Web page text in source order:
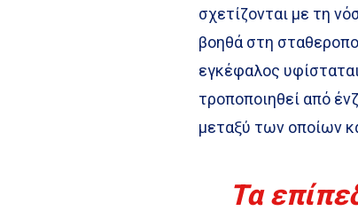
σχετίζονται με τη
βοηθά στη
εγκέφαλος
τροποποιηθεί από
μεταξύ των οποίων
Τα